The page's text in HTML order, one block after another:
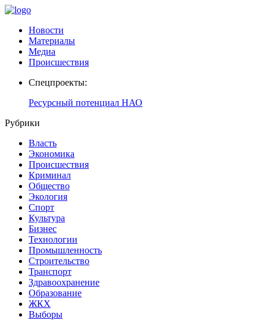
Новости
Материалы
Медиа
Происшествия
Спецпроекты:
Ресурсный потенциал НАО
Рубрики
Власть
Экономика
Происшествия
Криминал
Общество
Экология
Спорт
Культура
Бизнес
Технологии
Промышленность
Строительство
Транспорт
Здравоохранение
Образование
ЖКХ
Выборы